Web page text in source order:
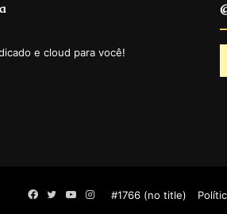
e cloud para você!
#1766 (no title)
Facebook
TwitterYouTube
Instagram